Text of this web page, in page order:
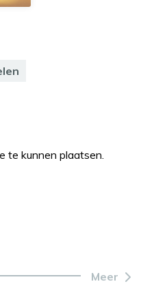
te kunnen plaatsen.
Meer